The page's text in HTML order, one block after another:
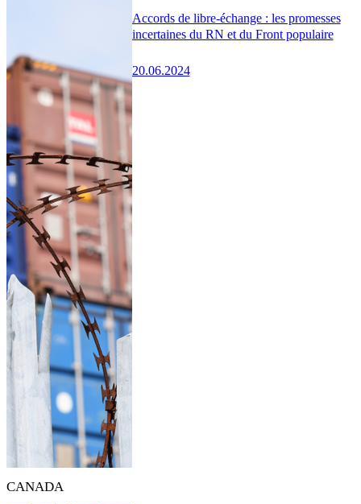
Accords de libre-échange : les promesses
incertaines du RN et du Front populaire
20.06.2024
CANADA